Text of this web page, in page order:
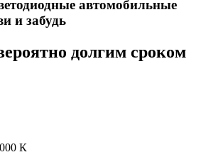
автомобильные
и забудь
долгим сроком
К